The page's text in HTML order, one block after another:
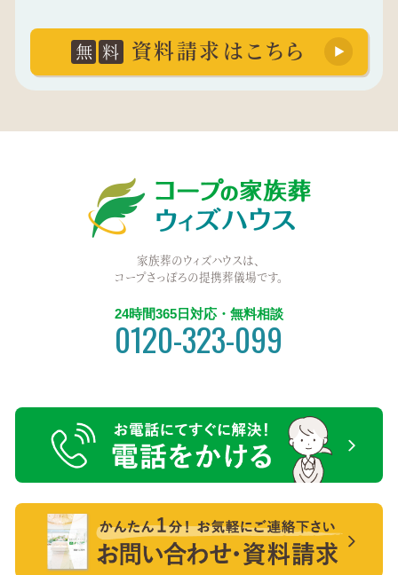
無 料 資料請求はこちら
家族葬のウィズハウスは、
コープさっぽろの提携葬儀場です。
24時間365日対応・無料相談
0120-323-099
電話をかける【無料】